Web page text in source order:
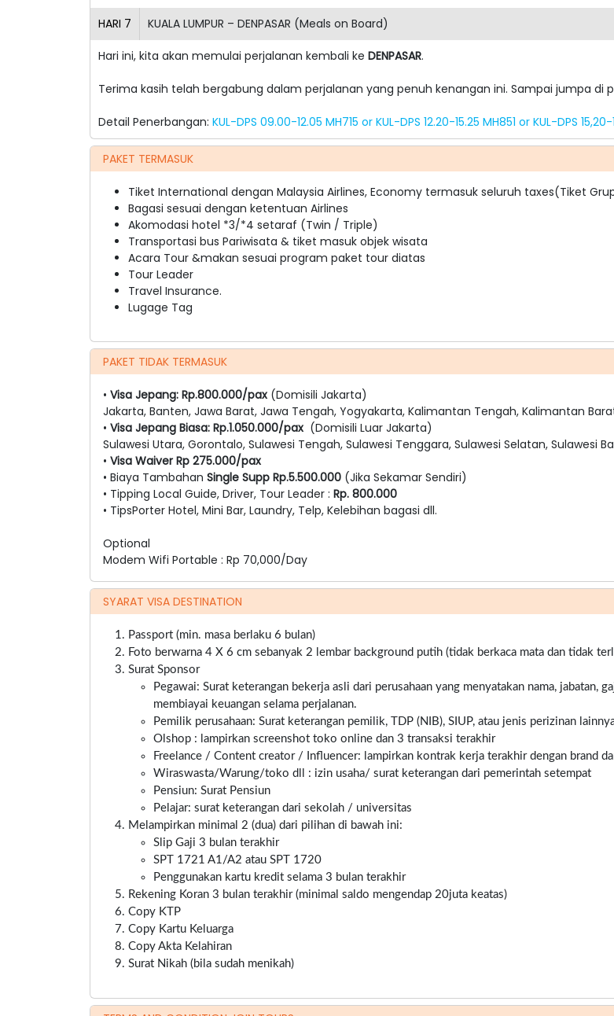
HARI 7 KUALA LUMPUR – DENPASAR (Meals on Board)
Hari ini, kita akan memulai perjalanan kembali ke DENPASAR.
Terima kasih telah bergabung dalam perjalanan yang penuh kenangan ini. Sampai jumpa di
Detail Penerbangan: KUL-DPS 09.00-12.05 MH715 or KUL-DPS 12.20-15.25 MH851 or KUL-DPS
PAKET TERMASUK
Tiket International dengan Malaysia Airlines, Economy termasuk seluruh taxes(Tiket
Bagasi sesuai dengan ketentuan Airlines
Akomodasi hotel *3/*4 setaraf (Twin / Triple)
Transportasi bus Pariwisata & tiket masuk objek wisata
Acara Tour &makan sesuai program paket tour diatas
Tour Leader
Travel Insurance.
Lugage Tag
PAKET TIDAK TERMASUK
• Visa Jepang: Rp.800.000/pax (Domisili Jakarta)
Jakarta, Banten, Jawa Barat, Jawa Tengah, Yogyakarta, Kalimantan Tengah, Kalimantan
• Visa Jepang Biasa: Rp.1.050.000/pax (Domisili Luar Jakarta)
Sulawesi Utara, Gorontalo, Sulawesi Tengah, Sulawesi Tenggara, Sulawesi Selatan, Sulawesi
• Visa Waiver Rp 275.000/pax
• Biaya Tambahan Single Supp Rp.5.500.000 (Jika Sekamar Sendiri)
• Tipping Local Guide, Driver, Tour Leader : Rp. 800.000
• TipsPorter Hotel, Mini Bar, Laundry, Telp, Kelebihan bagasi dll.
Optional
Modem Wifi Portable : Rp 70,000/Day
SYARAT VISA DESTINATION
Passport (min. masa berlaku 6 bulan)
Foto berwarna 4 X 6 cm sebanyak 2 lembar background putih (tidak berkaca mata dan tidak
Surat Sponsor
Pegawai: Surat keterangan bekerja asli dari perusahaan yang menyatakan nama, jabatan,
membiayai keuangan selama perjalanan.
Pemilik perusahaan: Surat keterangan pemilik, TDP (NIB), SIUP, atau jenis perizinan
Olshop : lampirkan screenshot toko online dan 3 transaksi terakhir
Freelance / Content creator / Influencer: lampirkan kontrak kerja terakhir dengan brand
Wiraswasta/Warung/toko dll : izin usaha/ surat keterangan dari pemerintah setempat
Pensiun: Surat Pensiun
Pelajar: surat keterangan dari sekolah / universitas
Melampirkan minimal 2 (dua) dari pilihan di bawah ini:
Slip Gaji 3 bulan terakhir
SPT 1721 A1/A2 atau SPT 1720
Penggunakan kartu kredit selama 3 bulan terakhir
Rekening Koran 3 bulan terakhir (minimal saldo mengendap 20juta keatas)
Copy KTP
Copy Kartu Keluarga
Copy Akta Kelahiran
Surat Nikah (bila sudah menikah)